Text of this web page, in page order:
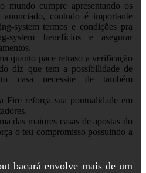
cumpre apresentando os
anunciado, contudo é importante
system termos e condições pra
system benefícios e asegurar
quanto pace retraso a verificação
diz que tem a possibilidade de
casa necessite de também
Fire reforça sua pontualidade em
das maiores casas de apostas do
o teu compromisso possuindo a
bacará envolve mais de um